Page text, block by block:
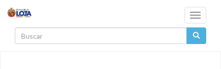
Toggle